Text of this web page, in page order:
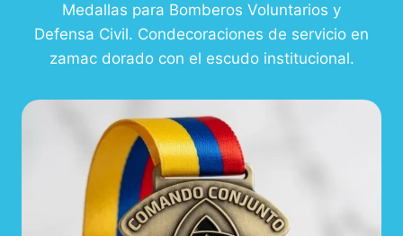
Medallas para Bomberos Voluntarios y
Defensa Civil. Condecoraciones de servicio en
zamac dorado con el escudo institucional.